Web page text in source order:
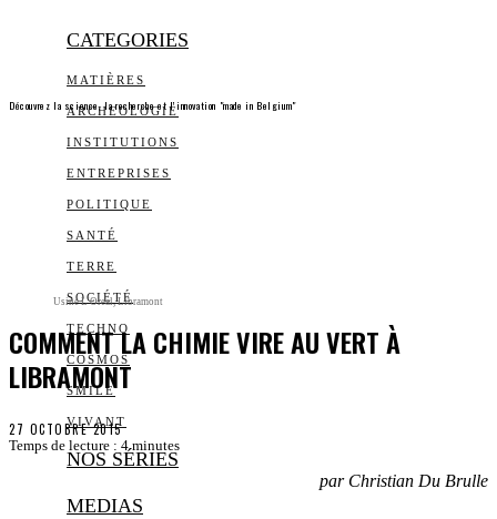
CATEGORIES
MATIÈRES
ARCHEOLOGIE
INSTITUTIONS
ENTREPRISES
POLITIQUE
SANTÉ
TERRE
SOCIÉTÉ
TECHNO
COSMOS
SMILE
VIVANT
NOS SÉRIES
MEDIAS
Découvrez la science, la recherche et l’innovation "made in Belgium"
Usine L'Oreal, Libramont
COMMENT LA CHIMIE VIRE AU VERT À
LIBRAMONT
27 OCTOBRE 2015
Temps de lecture : 4 minutes
par Christian Du Brulle